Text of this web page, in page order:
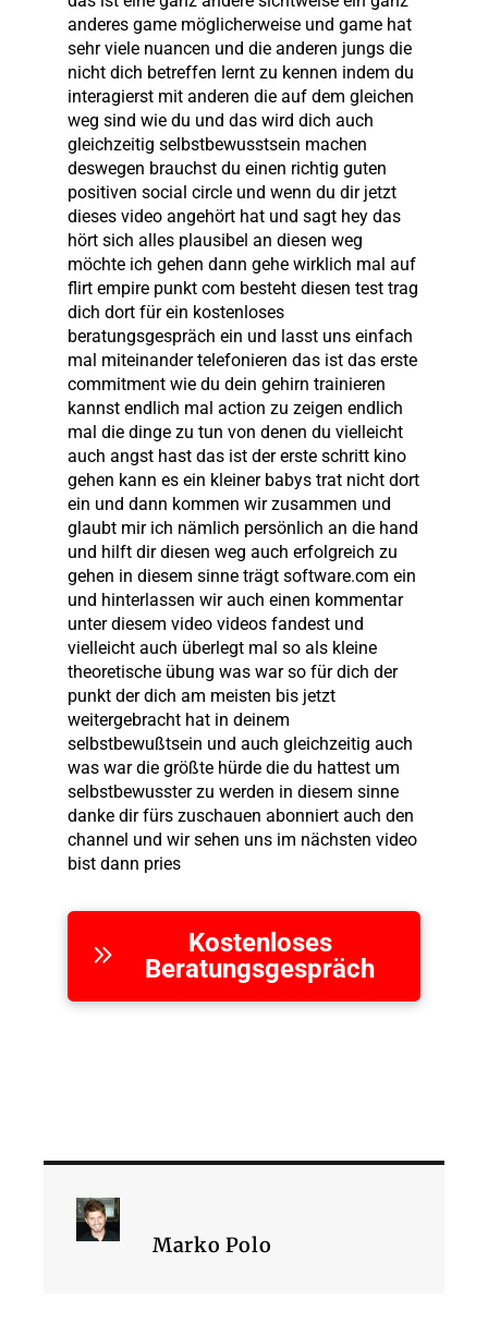
Kostenloses
Beratungsgespräch
Marko Polo